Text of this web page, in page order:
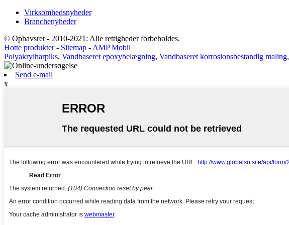
Virksomhedsnyheder
Branchenyheder
© Ophavsret - 2010-2021: Alle rettigheder forbeholdes.
Hotte produkter- Sitemap - AMP Mobil
Polyakrylharpiks, Vandbaseret epoxybelægning, Vandbaseret korrosionsbestandig maling,
Send e-mail
x